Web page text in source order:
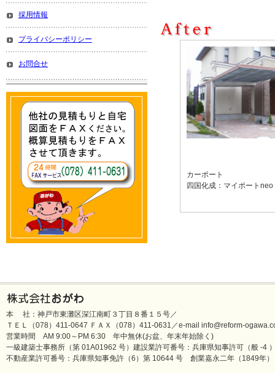
カーポート
四国化成：マイポートneo
採用情報
プライバシーポリシー
お問合せ
本 社：神戸市東灘区深江南町３丁目８番１５号／
ＴＥＬ（078）411-0647 ＦＡＸ（078）411-0631／e-mail info@reform-
営業時間 AM 9:00～PM 6:30 年中無休(お盆、年末年始除く)
一級建築士事務所（第 01A01962 号）建設業許可番号：兵庫県知事許可（般 -4
不動産業許可番号：兵庫県知事免許（6）第 10644 号 創業嘉永二年（1849年）